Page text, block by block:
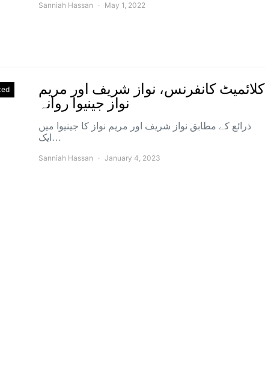
Sanniah Hassan May 1, 2022
کلائمیٹ کانفرنس، نواز شریف اور مریم
نواز جینیوا روانہ
ذرائع کے مطابق نواز شریف اور مریم نواز کا جینیوا میں
ایک…
Sanniah Hassan January 4, 2023